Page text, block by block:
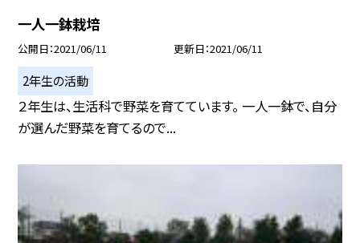
一人一鉢栽培
公開日 2021/06/11 更新日 2021/06/11
2年生の活動
２年生は、生活科で野菜を育てています。 一人一鉢で、自分
が選んだ野菜を育てるので...